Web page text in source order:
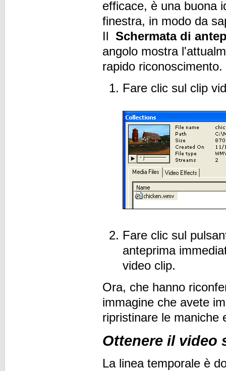
efficace, è una buona
finestra, in modo da
Il Schermata di
angolo mostra
rapido
Fare clic sul clip
Fare clic sul
anteprima
video clip.
Ora, che hanno
immagine che avete
ripristinare le
Ottenere il video
La linea temporale è